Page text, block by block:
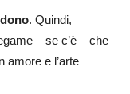
. Quindi,
– se c’è – che
amore e l’arte